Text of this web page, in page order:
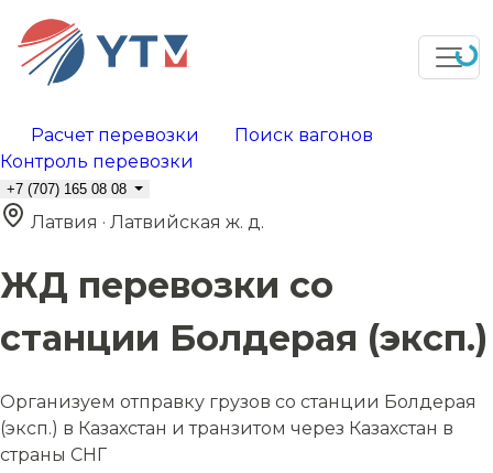
Расчет перевозки
Поиск вагонов
Контроль перевозки
+7 (707) 165 08 08
Латвия · Латвийская ж. д.
ЖД перевозки со
станции Болдерая (эксп.)
Организуем отправку грузов со станции Болдерая
(эксп.) в Казахстан и транзитом через Казахстан в
страны СНГ